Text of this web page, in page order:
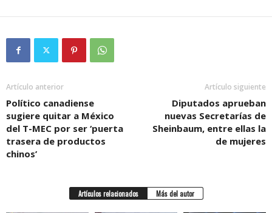
Artículo anterior
Político canadiense
sugiere quitar a México
del T-MEC por ser ‘puerta
trasera de productos
chinos’
Artículo siguiente
Diputados aprueban
nuevas Secretarías de
Sheinbaum, entre ellas la
de mujeres
Artículos relacionados Más del autor